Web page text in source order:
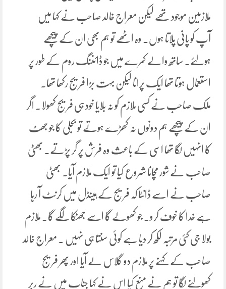
ملازمین موجود تھے لیکن معراج خالد صاحب نے کہا میں
آپ کو پانی پلاتا ہوں۔ وہ اٹھے تو ہم بھی ان کے پیچھے
ہولئے۔ ساتھ والے کمرے میں جو ڈائننگ روم کے طور پر
استعمال ہوتا تھا ایک پرانا لیکن بہت بڑا فریج رکھا تھا۔
ملک صاحب نے کسی ملازم کو نہ بلایا خود ہی فریج کھولا۔ اگر
ان کے پیچھے ہم دونوں نہ کھڑے ہوتے تو بجلی کا جو جھٹ
کا انہیں لگا تھا اسی کے باعث وہ فرش پر گر پڑتے۔ بھٹی
صاحب نے شور مچانا شروع کیا تو ایک ملازم آیا۔ بھٹی
صاحب نے اسے ڈانٹا کہ فریج کے ہینڈل میں کرنٹ آ رہا
ہے خدا کا خوف کرو۔ جو کھولے گا اسے جھٹکا لگے گا۔ ملازم
بولا جی کئی مرتبہ لکھ کر دیا ہے کوئی سنتا ہی نہیں ۔ معراج خالد
صاحب کے کہنے پر ملازم دو گلاس لے آیا اور پھر فریج
کھولنے لگا تو ہم نے منع کیا اس نے کہا جناب میں نے ربر